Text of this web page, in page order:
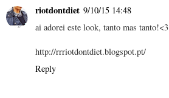
riotdontdiet 9/10/15 14:48
ai adorei este look, tanto mas tanto!<3
http://rrriotdontdiet.blogspot.pt/
Reply